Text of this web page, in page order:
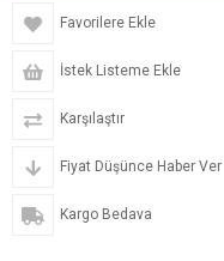
Favorilere Ekle
İstek Listeme Ekle
Karşılaştır
Fiyat Düşünce Haber Ver
Kargo Bedava